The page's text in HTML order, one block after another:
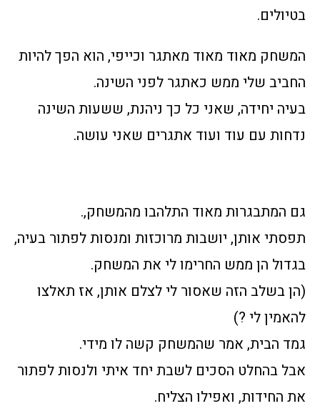
בטיולים.
המשחק מאוד מאוד מאתגר וכייפי, הוא הפך להיות
החביב שלי ממש כאתגר לפני השינה.
בעיה יחידה, שאני כל כך ניהנת, ששעות השינה
נדחות עם עוד ועוד אתגרים שאני עושה.
גם המתבגרות מאוד התלהבו מהמשחק,.
תפסתי אותן, יושבות מרוכזות ומנסות לפתור בעיה,
בגדול הן ממש החרימו לי את המשחק.
(הן בשלב הזה שאסור לי לצלם אותן, אז תאלצו
להאמין לי ?)
גמד הבית, אמר שהמשחק קשה לו מידי.
אבל בהחלט הסכים לשבת יחד איתי ולנסות לפתור
את החידות, ואפילו הצליח.